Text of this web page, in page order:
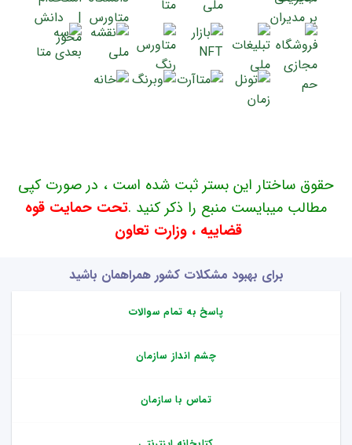
حقوق ساختار این بستر ثبت شده است ، در صورت کپی
مطالب میبایست منبع را ذکر کنید .تحت حمایت قوه
قضاییه ، وزارت تعاون
برای بهبود مشکلات کشور همراهمان باشید
پاسخ به تمام سوالات
چشم انداز سازمان
تماس با سازمان